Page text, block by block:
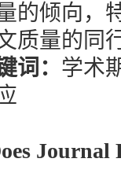
的倾向，
质量的同
词： 学术
Journal